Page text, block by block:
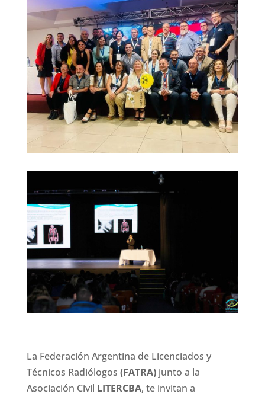
La Federación Argentina de Licenciados y
Técnicos Radiólogos (FATRA)junto a la
Asociación Civil LITERCBA, te invitan a